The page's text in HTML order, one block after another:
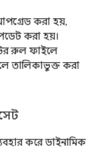
করা হয়,
করা হয়।
রুল ফাইলে
তালিকাভুক্ত করা
করে ডাইনামিক